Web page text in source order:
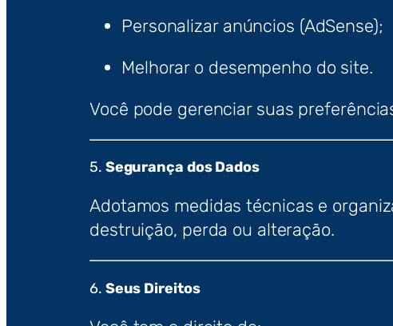
Personalizar anúncios (AdSense);
Melhorar o desempenho do site.
Você pode gerenciar suas
5. Segurança dos Dados
Adotamos medidas técnicas e
destruição, perda ou alteração.
6. Seus Direitos